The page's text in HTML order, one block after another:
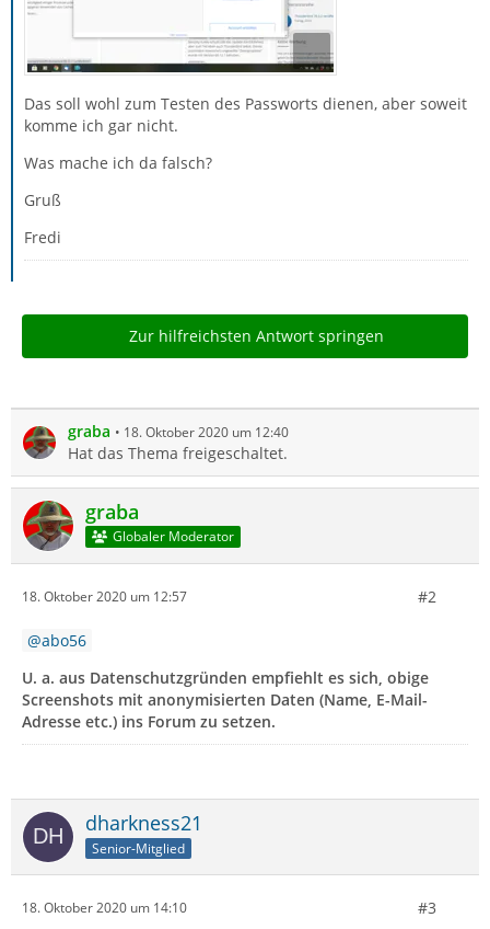
Das soll wohl zum Testen des Passworts dienen, aber soweit
komme ich gar nicht.
Was mache ich da falsch?
Gruß
Fredi
Zur hilfreichsten Antwort springen
graba 18. Oktober 2020 um 12:40
Hat das Thema freigeschaltet.
graba
Globaler Moderator
18. Oktober 2020 um 12:57 #2
abo56
U. a. aus Datenschutzgründen empfiehlt es sich, obige
Screenshots mit anonymisierten Daten (Name, E-Mail-
Adresse etc.) ins Forum zu setzen.
dharkness21
Senior-Mitglied
18. Oktober 2020 um 14:10 #3